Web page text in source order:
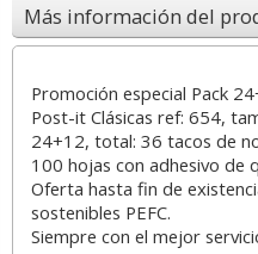
Más información del
Promoción especial Pack
Post-it Clásicas ref: 654,
24+12, total: 36 tacos de
100 hojas con adhesivo de
Oferta hasta fin de
sostenibles PEFC.
Siempre con el mejor